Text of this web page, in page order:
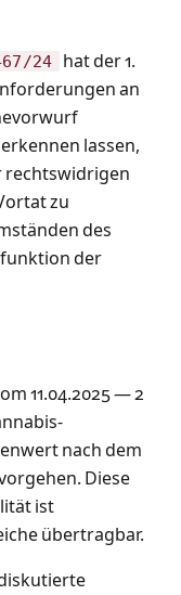
24
hat der 1.
an
lassen,
rechtswidrigen
zu
des
der
11.04.2025 — 2
nach dem
Diese
ist
übertragbar.